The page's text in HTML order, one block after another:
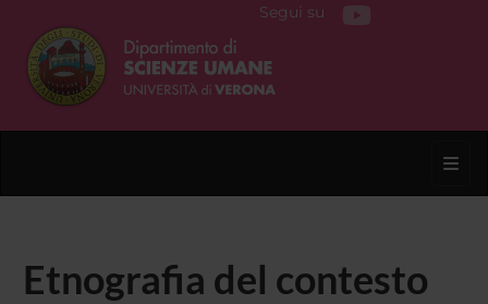
Segui su
Etnografia del contesto